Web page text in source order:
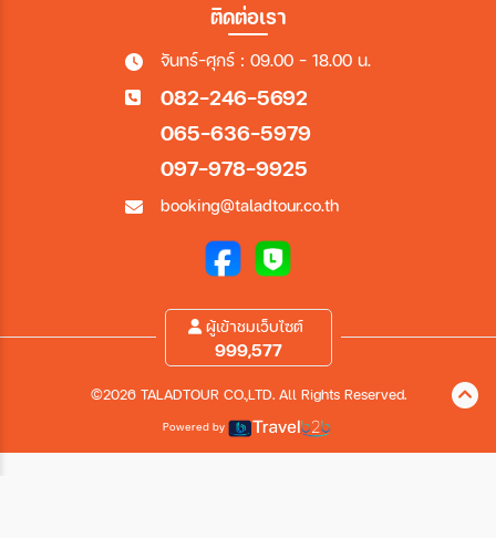
ติดต่อเรา
จันทร์-ศุกร์ : 09.00 - 18.00 น.
082-246-5692
065-636-5979
097-978-9925
booking@taladtour.co.th
ผู้เข้าชมเว็บไซต์
999,577
©2026 TALADTOUR CO.,LTD. All Rights Reserved.
Powered by